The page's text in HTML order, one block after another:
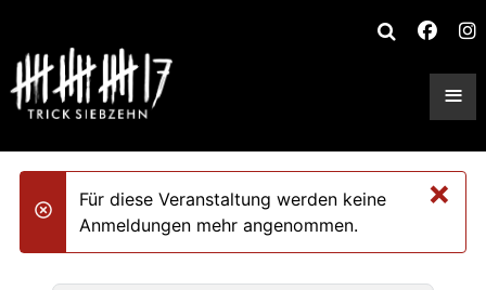
≡
×
danger
Für diese Veranstaltung werden keine
Anmeldungen mehr angenommen.